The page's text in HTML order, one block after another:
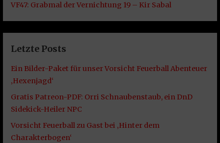
VF47: Grabmal der Vernichtung 19 – Kir Sabal
Letzte Posts
Ein Bilder-Paket für unser Vorsicht Feuerball Abenteuer
‚Hexenjagd‘
Gratis Patreon-PDF: Orri Schnaubenstaub, ein DnD
Sidekick-Heiler NPC
Vorsicht Feuerball zu Gast bei ‚Hinter dem
Charakterbogen‘